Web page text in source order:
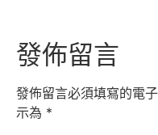
發佈留言
發佈留言必須填寫的電
示為 *